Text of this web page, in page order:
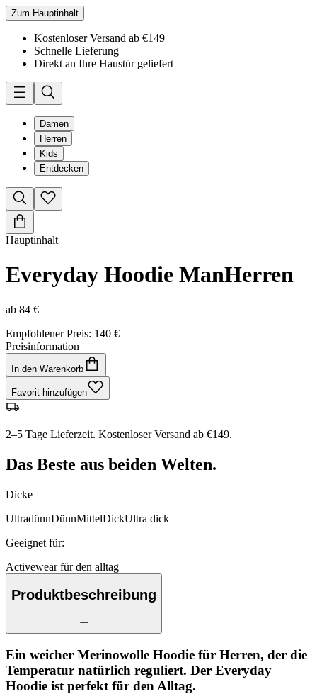
Zum Hauptinhalt
Kostenloser Versand ab €149
Schnelle Lieferung
Direkt an Ihre Haustür geliefert
Damen
Herren
Kids
Entdecken
Hauptinhalt
Everyday Hoodie ManHerren
ab 84 €
Empfohlener Preis: 140 €
Preisinformation
In den Warenkorb
Favorit hinzufügen
2–5 Tage Lieferzeit. Kostenloser Versand ab €149.
Das Beste aus beiden Welten.
Dicke
UltradünnDünnMittelDickUltra dick
Geeignet für:
Activewear für den alltag
Produktbeschreibung
Ein weicher Merinowolle Hoodie für Herren, der die
Temperatur natürlich reguliert. Der Everyday
Hoodie ist perfekt für den Alltag.